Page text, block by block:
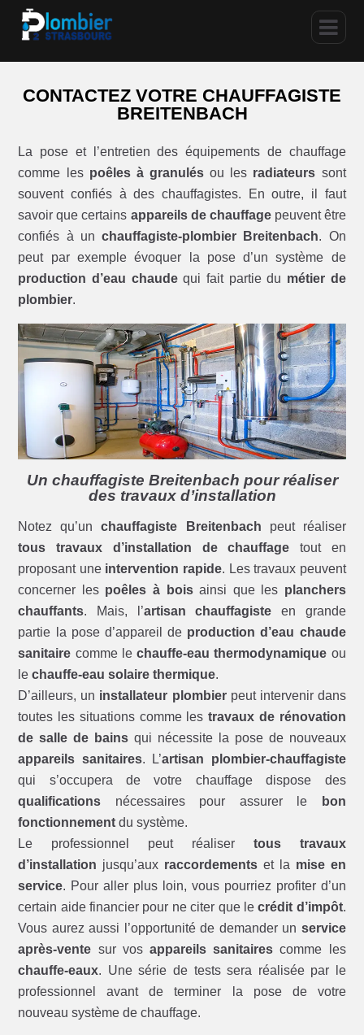
CONTACTEZ VOTRE CHAUFFAGISTE
BREITENBACH
La pose et l’entretien des équipements de chauffage
comme les poêles à granulés ou les radiateurs sont
souvent confiés à des chauffagistes. En outre, il faut
savoir que certains appareils de chauffagepeuvent être
confiés à unchauffagiste-plombier Breitenbach. On
peut par exemple évoquer la pose d’un système de
production d’eau chaudequi fait partie du métier de
plombier.
Un chauffagiste Breitenbach pour réaliser
des travaux d’installation
Notez qu’unchauffagiste Breitenbach peut réaliser
tous travaux d’installation de chauffage tout en
proposant une intervention rapide. Les travaux peuvent
concerner les poêles à boisainsi que les planchers
chauffants. Mais, l’artisan chauffagiste en grande
partie la pose d’appareil de production d’eau chaude
sanitaire comme lechauffe-eau thermodynamique ou
lechauffe-eau solaire thermique.
D’ailleurs, un installateur plombierpeut intervenir dans
toutes les situations comme lestravaux de rénovation
de salle de bains qui nécessite la pose de nouveaux
appareils sanitaires. L’artisan plombier-chauffagiste
qui s’occupera de votre chauffage dispose des
qualifications nécessaires pour assurer le
bon
fonctionnement du système.
Le professionnel peut réaliser tous travaux
d’installation jusqu’aux raccordements et la mise en
service. Pour aller plus loin, vous pourriez profiter d’un
certain aide financier pour ne citer que lecrédit d’impôt.
Vous aurez aussi l’opportunité de demander un service
après-vente sur vos appareils sanitaires comme les
chauffe-eaux. Une série de tests sera réalisée par le
professionnel avant de terminer la pose de votre
nouveau système de chauffage.